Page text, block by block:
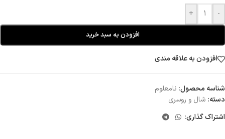
-
+
افزودن به سبد خرید
افزودن به علاقه مندی
شناسه محصول: نامعلوم
دسته: شال و روسری
اشتراک گذاری: